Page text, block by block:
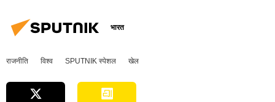
भारत
राजनीति विश्व SPUTNIK स्पेशल खेल